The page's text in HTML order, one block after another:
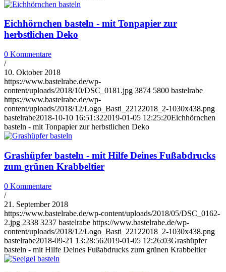
Eichhörnchen basteln - mit Tonpapier zur
herbstlichen Deko
0 Kommentare
/
10. Oktober 2018
https://www.bastelrabe.de/wp-
content/uploads/2018/10/DSC_0181.jpg 3874 5800 bastelrabe
https://www.bastelrabe.de/wp-
content/uploads/2018/12/Logo_Basti_22122018_2-1030x438.png
bastelrabe2018-10-10 16:51:322019-01-05 12:25:20Eichhörnchen
basteln - mit Tonpapier zur herbstlichen Deko
Grashüpfer basteln - mit Hilfe Deines Fußabdrucks
zum grünen Krabbeltier
0 Kommentare
/
21. September 2018
https://www.bastelrabe.de/wp-content/uploads/2018/05/DSC_0162-
2.jpg 2338 3237 bastelrabe https://www.bastelrabe.de/wp-
content/uploads/2018/12/Logo_Basti_22122018_2-1030x438.png
bastelrabe2018-09-21 13:28:562019-01-05 12:26:03Grashüpfer
basteln - mit Hilfe Deines Fußabdrucks zum grünen Krabbeltier